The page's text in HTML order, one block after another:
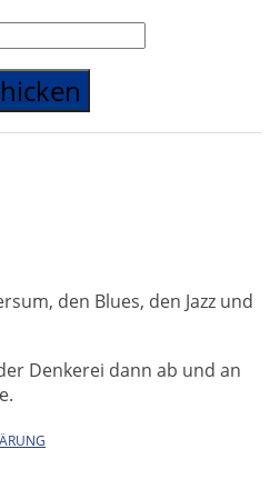
den Blues, den Jazz und
Denkerei dann ab und an